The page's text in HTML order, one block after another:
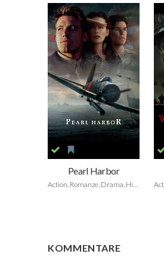
Pearl Harbor
Action, Romanze, Drama, Historie, Kriegsfilm
KOMMENTARE